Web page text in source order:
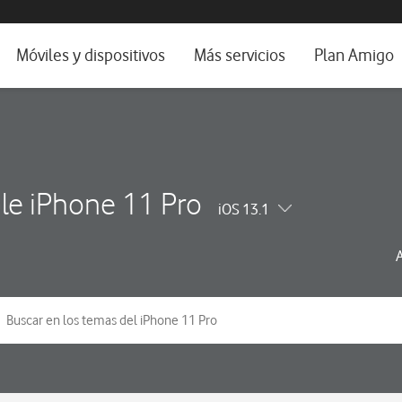
e idioma
Móviles y dispositivos Más servicios Plan Amigo
iPhone 11 Pro iOS 13.1